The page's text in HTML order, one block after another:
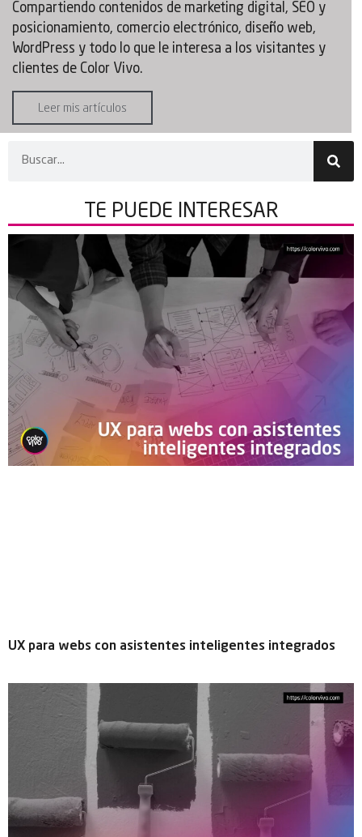
Compartiendo contenidos de marketing digital, SEO y
posicionamiento, comercio electrónico, diseño web,
WordPress y todo lo que le interesa a los visitantes y
clientes de Color Vivo.
Leer mis artículos
TE PUEDE INTERESAR
UX para webs con asistentes inteligentes integrados